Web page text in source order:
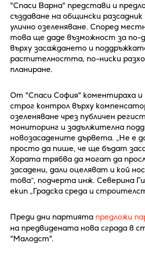
"Спаси Варна" представи и
създаване на общински
улично озеленяване. Според
това ще даде възможност за по-
върху засаждането и
растителността, по-ниски
планиране.
От "Спаси София" коментираха
строг контрол върху
озеленяване чрез публичен
мониторинг и задължителна
новозасадените дървета. „Не е
просто да пише, че ще бъдат
Хората трябва да могат да
засадени, дали оцеляват и кой
това“, подчерта инж. Северина
екип „Градска среда и
Преди дни партията предложи
на предвидената нова сграда в
"Малодст".